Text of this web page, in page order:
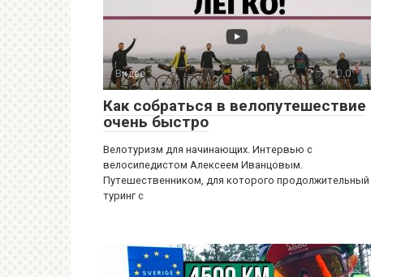
Видео 0
Как собраться в велопутешествие
очень быстро
Велотуризм для начинающих. Интервью с
велосипедистом Алексеем Иванцовым.
Путешественником, для которого продолжительный
туринг с